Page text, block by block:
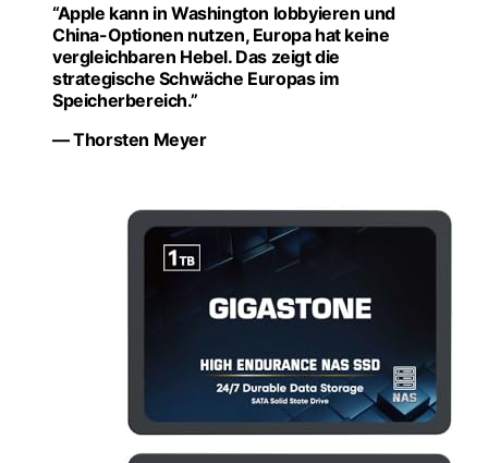
“Apple kann in Washington lobbyieren und
China-Optionen nutzen, Europa hat keine
vergleichbaren Hebel. Das zeigt die
strategische Schwäche Europas im
Speicherbereich.”
— Thorsten Meyer